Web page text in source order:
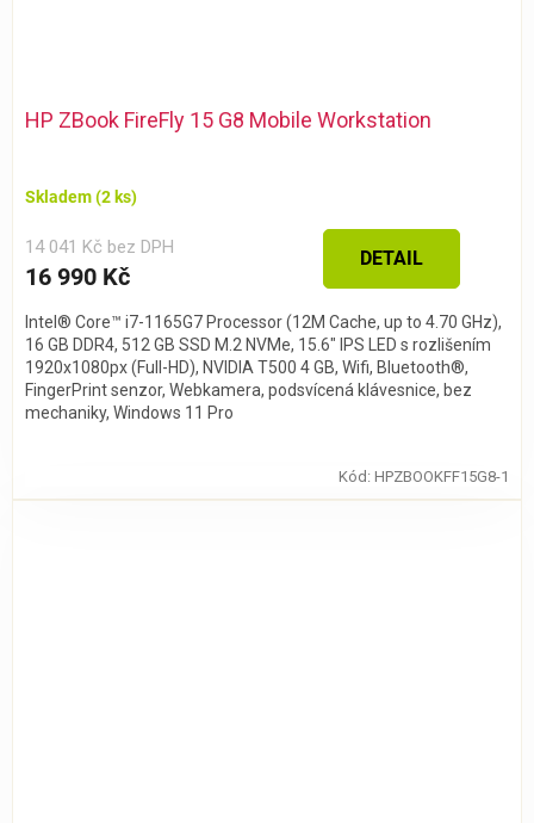
HP ZBook FireFly 15 G8 Mobile Workstation
Skladem(2 ks)
14 041 Kč bez DPH
16 990 Kč
DETAIL
Intel® Core™ i7-1165G7 Processor (12M Cache, up to 4.70 GHz),
16 GB DDR4, 512 GB SSD M.2 NVMe, 15.6" IPS LED s rozlišením
1920x1080px (Full-HD), NVIDIA T500 4 GB, Wifi, Bluetooth®,
FingerPrint senzor, Webkamera, podsvícená klávesnice, bez
mechaniky, Windows 11 Pro
Kód: HPZBOOKFF15G8-1